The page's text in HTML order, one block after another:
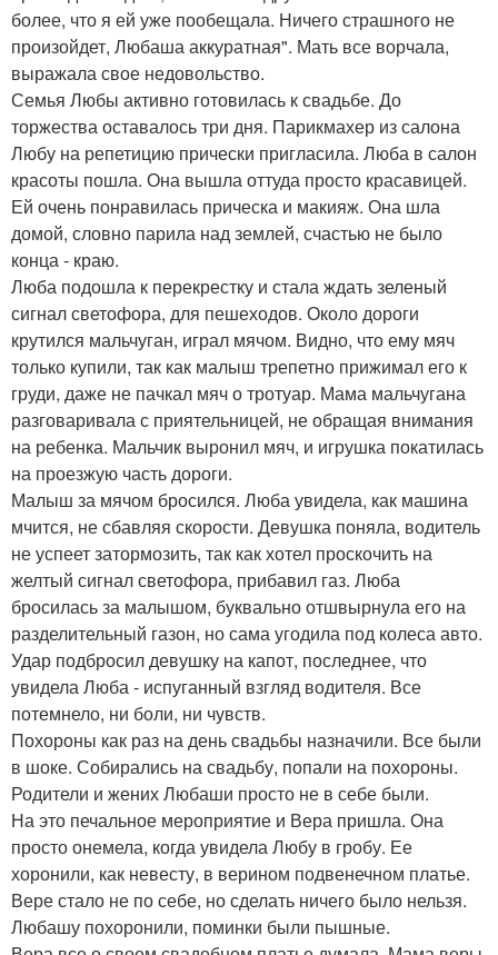
более, что я ей уже пообещала. Ничего страшного не
произойдет, Любаша аккуратная". Мать все ворчала,
выражала свое недовольство.
Семья Любы активно готовилась к свадьбе. До
торжества оставалось три дня. Парикмахер из салона
Любу на репетицию прически пригласила. Люба в салон
красоты пошла. Она вышла оттуда просто красавицей.
Ей очень понравилась прическа и макияж. Она шла
домой, словно парила над землей, счастью не было
конца - краю.
Люба подошла к перекрестку и стала ждать зеленый
сигнал светофора, для пешеходов. Около дороги
крутился мальчуган, играл мячом. Видно, что ему мяч
только купили, так как малыш трепетно прижимал его к
груди, даже не пачкал мяч о тротуар. Мама мальчугана
разговаривала с приятельницей, не обращая внимания
на ребенка. Мальчик выронил мяч, и игрушка покатилась
на проезжую часть дороги.
Малыш за мячом бросился. Люба увидела, как машина
мчится, не сбавляя скорости. Девушка поняла, водитель
не успеет затормозить, так как хотел проскочить на
желтый сигнал светофора, прибавил газ. Люба
бросилась за малышом, буквально отшвырнула его на
разделительный газон, но сама угодила под колеса авто.
Удар подбросил девушку на капот, последнее, что
увидела Люба - испуганный взгляд водителя. Все
потемнело, ни боли, ни чувств.
Похороны как раз на день свадьбы назначили. Все были
в шоке. Собирались на свадьбу, попали на похороны.
Родители и жених Любаши просто не в себе были.
На это печальное мероприятие и Вера пришла. Она
просто онемела, когда увидела Любу в гробу. Ее
хоронили, как невесту, в верином подвенечном платье.
Вере стало не по себе, но сделать ничего было нельзя.
Любашу похоронили, поминки были пышные.